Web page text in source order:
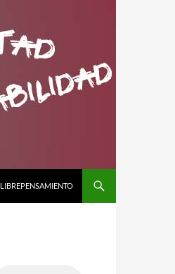
LIBREPENSAMIENTO